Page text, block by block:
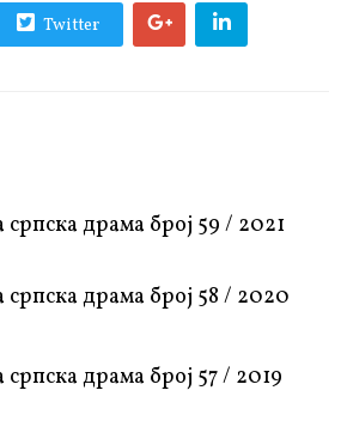
Twitter
драма број 59 / 2021
драма број 58 / 2020
драма број 57 / 2019